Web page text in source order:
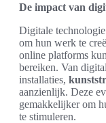
De impact van
Digitale
om hun werk te
online platforms
bereiken. Van
installaties,
aanzienlijk. Deze
gemakkelijker om
te stimuleren.